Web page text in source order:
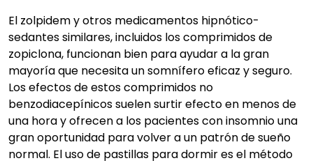
El zolpidem y otros medicamentos hipnótico-
sedantes similares, incluidos los comprimidos de
zopiclona, funcionan bien para ayudar a la gran
mayoría que necesita un somnífero eficaz y seguro.
Los efectos de estos comprimidos no
benzodiacepínicos suelen surtir efecto en menos de
una hora y ofrecen a los pacientes con insomnio una
gran oportunidad para volver a un patrón de sueño
normal. El uso de pastillas para dormir es el método